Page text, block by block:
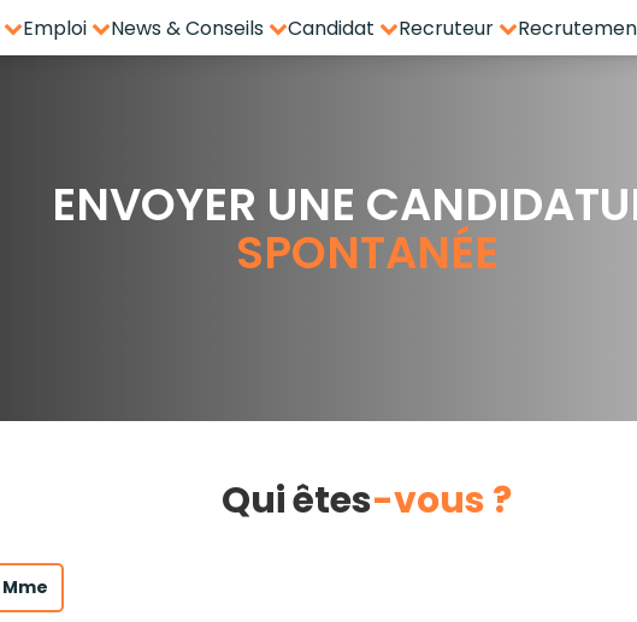
Emploi News & Conseils Candidat Recruteur
ENVOYER UNE
SPONTANÉE
Qui êtes-vous ?
Mme